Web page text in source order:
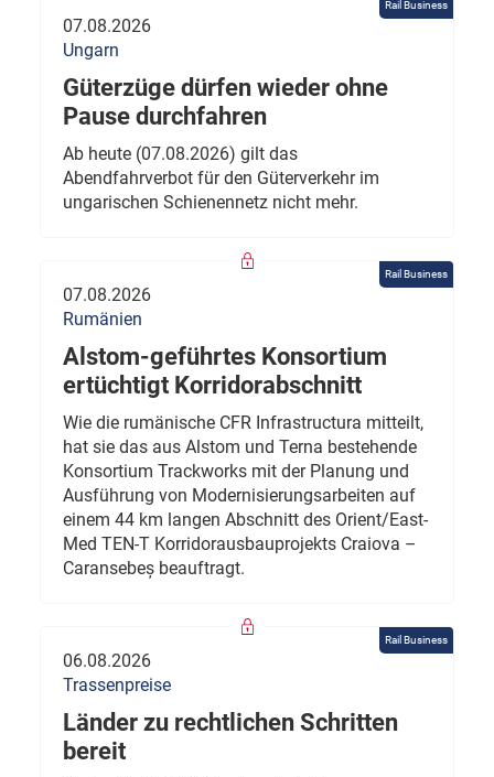
Rail Business
07.08.2026
Ungarn
Güterzüge dürfen wieder ohne
Pause durchfahren
Ab heute (07.08.2026) gilt das
Abendfahrverbot für den Güterverkehr im
ungarischen Schienennetz nicht mehr.
Rail Business
07.08.2026
Rumänien
Alstom-geführtes Konsortium
ertüchtigt Korridorabschnitt
Wie die rumänische CFR Infrastructura mitteilt,
hat sie das aus Alstom und Terna bestehende
Konsortium Trackworks mit der Planung und
Ausführung von Modernisierungsarbeiten auf
einem 44 km langen Abschnitt des Orient/East-
Med TEN-T Korridorausbauprojekts Craiova –
Caransebeș beauftragt.
Rail Business
06.08.2026
Trassenpreise
Länder zu rechtlichen Schritten
bereit